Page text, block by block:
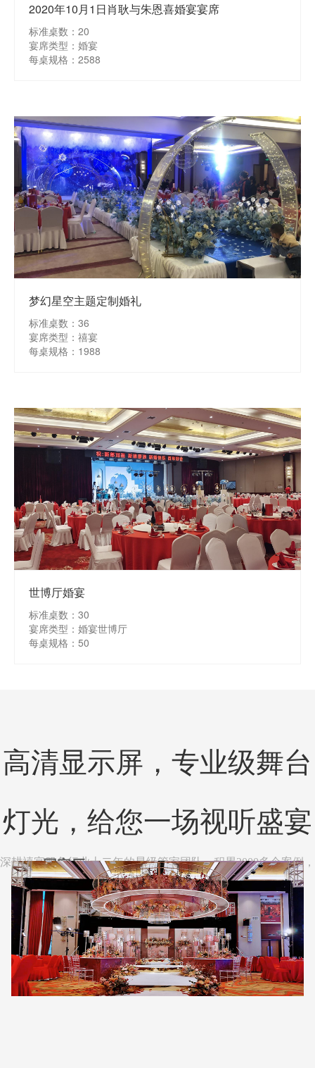
2020年10月1日肖耿与朱恩喜婚宴宴席
标准桌数：20
宴席类型：婚宴
每桌规格：2588
梦幻星空主题定制婚礼
标准桌数：36
宴席类型：禧宴
每桌规格：1988
世博厅婚宴
标准桌数：30
宴席类型：婚宴世博厅
每桌规格：50
高清显示屏，专业级舞台
灯光，给您一场视听盛宴
深耕禧宴服务行业十二年的星级管家团队，积累2000多个案例，
您提供最优的解决方案，为您省时、省心、省钱
国宾厅
桌数：45 面积：703 m2层高：8.5 m 柱
子：无
桌数：50 面积：754 m2层高：5.1 m 柱
子：有
桌数：20 面积：336 m2层高：3.7 m 柱
子：无
桌数：16 面积：263 m2层高：3.7 m 柱
子：无
桌数：70 面积：1016 m2层高：4.25 m
柱子：有